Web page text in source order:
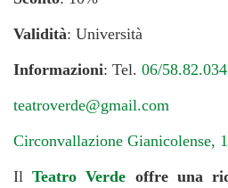
Validità: Università
Informazioni: Tel. 06/58.82.034
teatroverde@gmail.com
Circonvallazione Gianicolense,
Il Teatro Verde offre una